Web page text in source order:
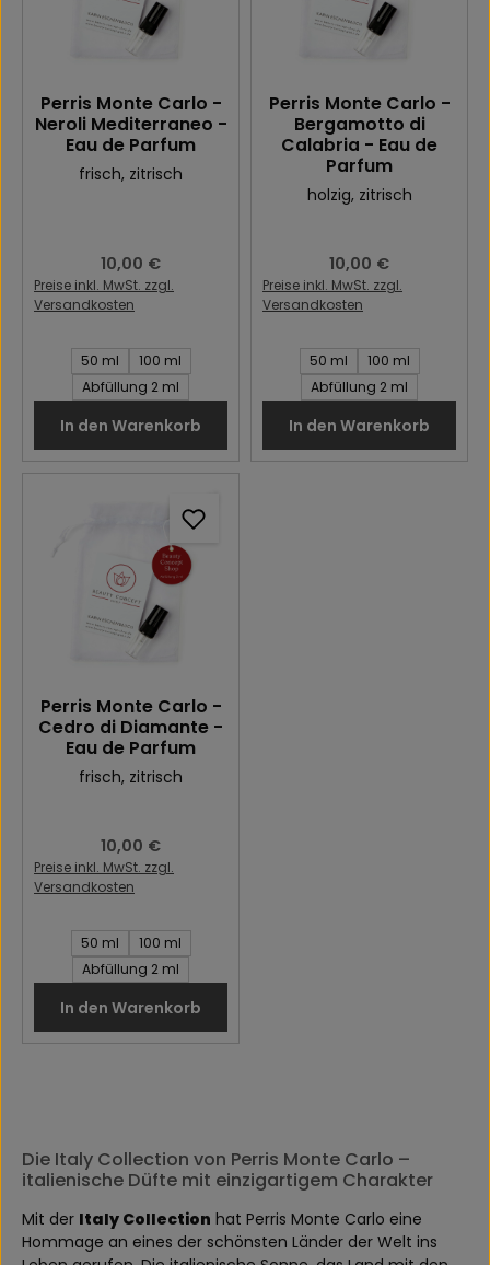
Perris Monte Carlo -
Neroli Mediterraneo -
Eau de Parfum
frisch, zitrisch
Regulärer Preis:
10,00 €
Preise inkl. MwSt. zzgl.
Versandkosten
Inhalt des Artikel:
50 ml
100 ml
Abfüllung 2 ml
In den Warenkorb
Perris Monte Carlo -
Bergamotto di
Calabria - Eau de
Parfum
holzig, zitrisch
Regulärer Preis:
10,00 €
Preise inkl. MwSt. zzgl.
Versandkosten
Inhalt des Artikel:
50 ml
100 ml
Abfüllung 2 ml
In den Warenkorb
Perris Monte Carlo -
Cedro di Diamante -
Eau de Parfum
frisch, zitrisch
Regulärer Preis:
10,00 €
Preise inkl. MwSt. zzgl.
Versandkosten
Inhalt des Artikel:
50 ml
100 ml
Abfüllung 2 ml
In den Warenkorb
Die Italy Collection von Perris Monte Carlo –
italienische Düfte mit einzigartigem Charakter
Mit der Italy Collection hat Perris Monte Carlo eine
Hommage an eines der schönsten Länder der Welt ins